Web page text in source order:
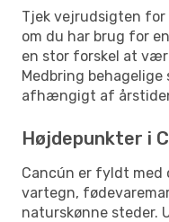
Tjek vejrudsigten for
om du har brug for
en stor forskel at
Medbring behagelige
afhængigt af
Højdepunkter i
Cancún er fyldt med
vartegn,
naturskønne steder.